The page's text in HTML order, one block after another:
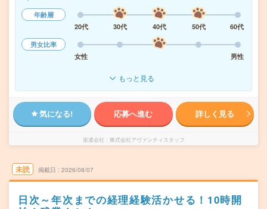
年齢層
20代
30代 40代 50代
60代
男女比率
女性
男性
もっと見る
気になる! 応募へ進む 詳しく見る
派遣会社 株式会社アヴァンティスタッフ
未読 掲載日 2026/08/07
日次～年次までの経理経験活かせる！10時開